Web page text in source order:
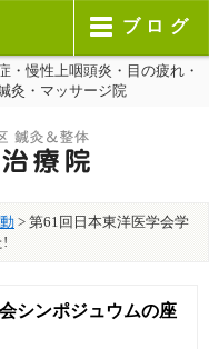
ブログ
・慢性上咽頭炎・目の疲れ・
灸・マッサージ院
> 第61回日本東洋医学会学
!
シンポジュウムの座